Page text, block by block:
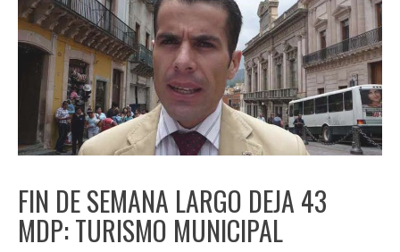
FIN DE SEMANA LARGO DEJA 43
MDP: TURISMO MUNICIPAL